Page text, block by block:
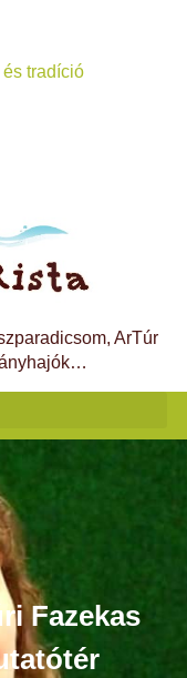
tradíció
ArTúr
Fazekas